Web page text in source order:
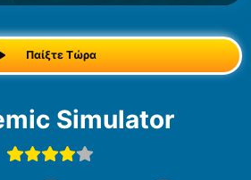
Παίξτε Τώρα
Simulator